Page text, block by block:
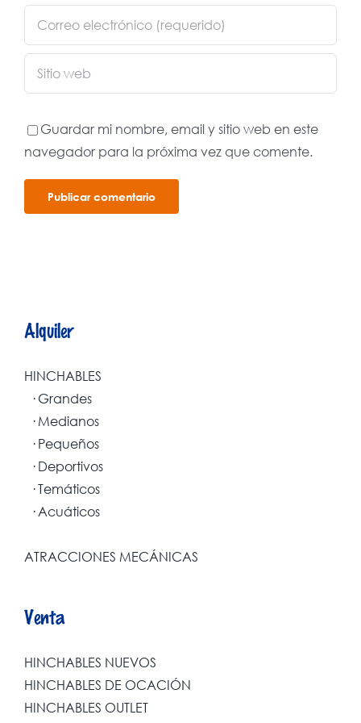
Guardar mi nombre, email y sitio web en este
navegador para la próxima vez que comente.
Alquiler
HINCHABLES
· Grandes
· Medianos
· Pequeños
· Deportivos
· Temáticos
· Acuáticos
ATRACCIONES MECÁNICAS
Venta
HINCHABLES NUEVOS
HINCHABLES DE OCACIÓN
HINCHABLES OUTLET